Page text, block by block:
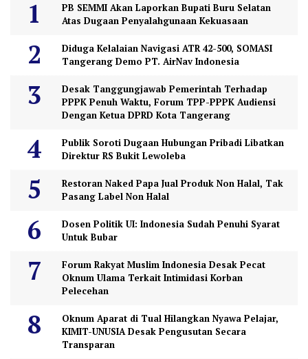
PB SEMMI Akan Laporkan Bupati Buru Selatan
Atas Dugaan Penyalahgunaan Kekuasaan
Diduga Kelalaian Navigasi ATR 42-500, SOMASI
Tangerang Demo PT. AirNav Indonesia
Desak Tanggungjawab Pemerintah Terhadap
PPPK Penuh Waktu, Forum TPP-PPPK Audiensi
Dengan Ketua DPRD Kota Tangerang
Publik Soroti Dugaan Hubungan Pribadi Libatkan
Direktur RS Bukit Lewoleba
Restoran Naked Papa Jual Produk Non Halal, Tak
Pasang Label Non Halal
Dosen Politik UI: Indonesia Sudah Penuhi Syarat
Untuk Bubar
Forum Rakyat Muslim Indonesia Desak Pecat
Oknum Ulama Terkait Intimidasi Korban
Pelecehan
Oknum Aparat di Tual Hilangkan Nyawa Pelajar,
KIMIT-UNUSIA Desak Pengusutan Secara
Transparan